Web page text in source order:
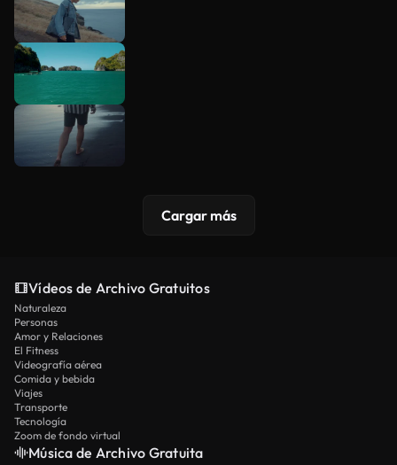
Cargar más
Vídeos de Archivo Gratuitos
Naturaleza
Personas
Amor y Relaciones
El Fitness
Videografía aérea
Comida y bebida
Viajes
Transporte
Tecnología
Zoom de fondo virtual
Música de Archivo Gratuita